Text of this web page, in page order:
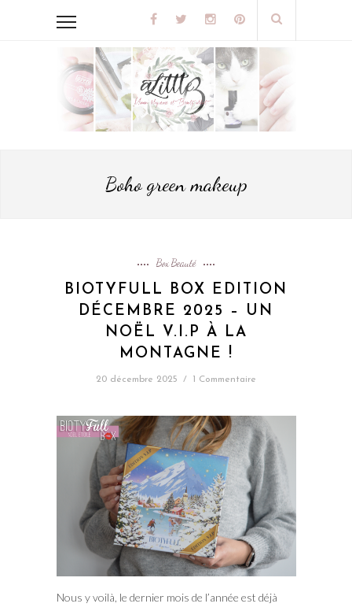
Boho green makeup
Box Beauté
BIOTYFULL BOX EDITION
DÉCEMBRE 2025 – UN
NOËL V.I.P À LA
MONTAGNE !
20 décembre 2025 / 1 Commentaire
Nous y voilà, le dernier mois de l’année est déjà